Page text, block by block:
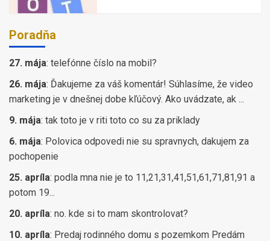
Poradňa
27. mája: telefónne číslo na mobil?
26. mája: Ďakujeme za váš komentár! Súhlasíme, že video
marketing je v dnešnej dobe kľúčový. Ako uvádzate, ak ...
9. mája: tak toto je v riti toto co su za priklady
6. mája: Polovica odpovedi nie su spravnych, dakujem za
pochopenie
25. apríla: podla mna nie je to 11,21,31,41,51,61,71,81,91 a
potom 19...
20. apríla: no. kde si to mam skontrolovat?
10. apríla: Predaj rodinného domu s pozemkom Predám